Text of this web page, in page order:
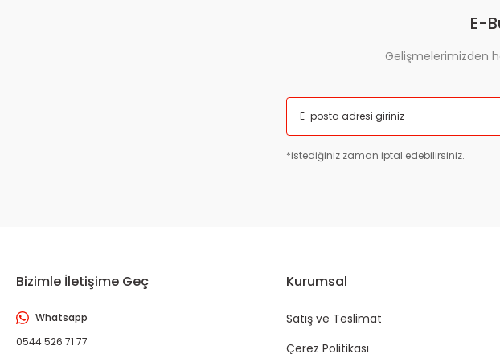
E-
Gelişmelerimizden
*istediğiniz zaman iptal edebilirsiniz.
Bizimle İletişime Geç
Whatsapp
0544 526 71 77
Kurumsal
Satış ve Teslimat
Çerez Politikası